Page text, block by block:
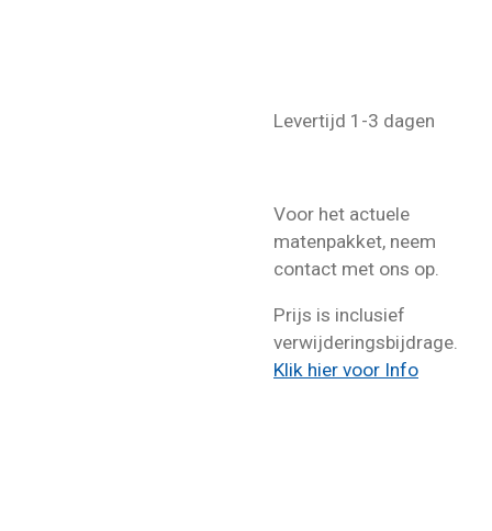
Levertijd 1-3 dagen
Voor het actuele
matenpakket, neem
contact met ons op.
Prijs is inclusief
verwijderingsbijdrage.
Klik hier voor Info